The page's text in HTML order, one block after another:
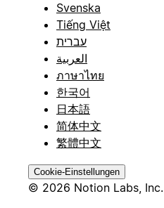
Svenska
Tiếng Việt
עברית
العربية
ภาษาไทย
한국어
日本語
简体中文
繁體中文
Cookie-Einstellungen
© 2026 Notion Labs, Inc.